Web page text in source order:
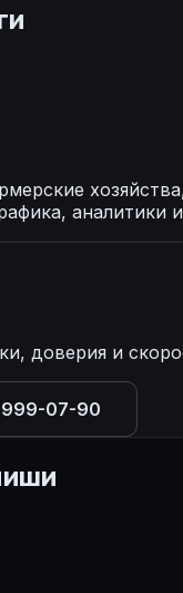
аналитики
доверия и
999-07-90